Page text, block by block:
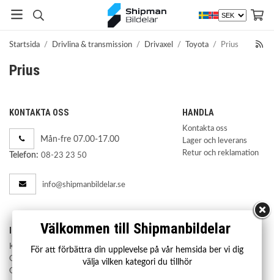
Startsida / Drivlina & transmission / Drivaxel / Toyota / Prius
Prius
KONTAKTA OSS
Mån-fre 07.00-17.00
Telefon: 08-23 23 50
info@shipmanbildelar.se
HANDLA
Kontakta oss
Lager och leverans
Retur och reklamation
INFORMATION
Köpvillkor
Om Shipman Bildelar
Om cookies
Välkommen till Shipmanbildelar
För att förbättra din upplevelse på vår hemsida ber vi dig
välja vilken kategori du tillhör